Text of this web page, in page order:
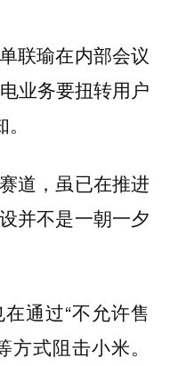
联瑜在内部会议
业务要扭转用户
道，虽已在推进
并不是一朝一夕
通过“不允许售
方式阻击小米。